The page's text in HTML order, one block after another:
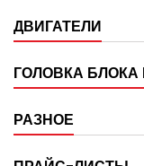
ДВИГАТЕЛИ
ГОЛОВКА
РАЗНОЕ